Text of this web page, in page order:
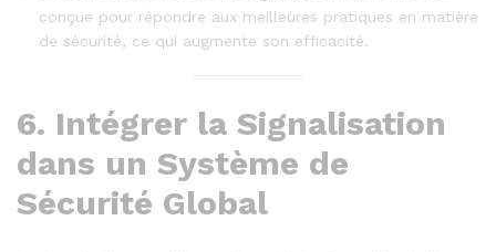
conçue pour répondre aux meilleures pratiques en matière
de sécurité, ce qui augmente son efficacité.
6. Intégrer la Signalisation
dans un Système de
Sécurité Global